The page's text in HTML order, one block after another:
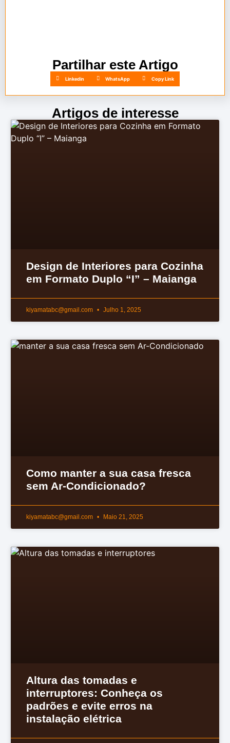
Partilhar este Artigo
Linkedin WhatsApp Copy Link
Artigos de interesse
Design de Interiores para Cozinha
em Formato Duplo “I” – Maianga
kiyamatabc@gmail.com Julho 1, 2025
Como manter a sua casa fresca
sem Ar-Condicionado?
kiyamatabc@gmail.com Maio 21, 2025
Altura das tomadas e
interruptores: Conheça os
padrões e evite erros na
instalação elétrica